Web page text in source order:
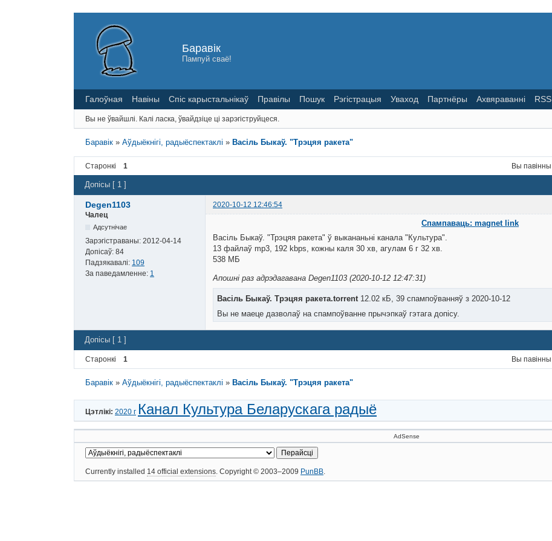
Баравік
Пампуй сваё!
Галоўная Навіны Спіс карыстальнікаў Правілы Пошук Рэгістрацыя Уваход Партнёры Ахвяраванні RSS
Вы не ўвайшлі. Калі ласка, ўвайдзіце ці зарэгіструйцеся.
Баравік »Аўдыёкнігі, радыёспектаклі » Васіль Быкаў. "Трэцяя ракета"
Старонкі 1 Вы павінны
Допісы [ 1 ]
Degen1103
2020-10-12 12:46:54
Чалец
Адсутнічае
Зарэгістраваны: 2012-04-14
Допісаў: 84
Падзякавалі: 109
За паведамленне: 1
Спампаваць: magnet link
Васіль Быкаў. "Трэцяя ракета" ў выкананьні канала "Культура".
13 файлаў mp3, 192 kbps, кожны каля 30 хв, агулам 6 г 32 хв.
538 МБ
Апошні раз адрэдагавана Degen1103 (2020-10-12 12:47:31)
Васіль Быкаў. Трэцяя ракета.torrent12.02 кБ, 39 спампоўванняў з 2020-10-12
Вы не маеце дазволаў на спампоўванне прычэпкаў гэтага допісу.
Допісы [ 1 ]
Старонкі 1 Вы павінны
Баравік »Аўдыёкнігі, радыёспектаклі » Васіль Быкаў. "Трэцяя ракета"
Цэтлікі: 2020 г Канал Культура Беларускага радыё
AdSense
Currently installed 14 official extensions. Copyright © 2003–2009 PunBB.